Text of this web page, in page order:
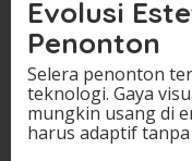
Evolusi
Penonton
Selera penonton
teknologi. Gaya
mungkin usang di
harus adaptif